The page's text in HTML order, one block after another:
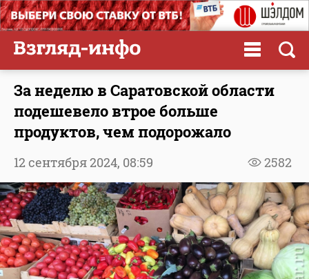
За неделю в Саратовской области
подешевело втрое больше
продуктов, чем подорожало
2582
12 сентября 2024, 08:59